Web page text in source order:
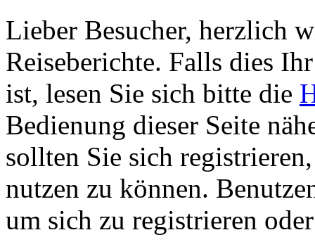
Lieber Besucher, herzlich
Reiseberichte. Falls dies
ist, lesen Sie sich bitte die
Bedienung dieser Seite
sollten Sie sich
nutzen zu können.
um sich zu registrieren